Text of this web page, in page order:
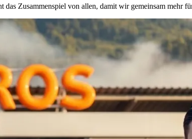
Zusammenspiel von allen, damit wir gemeinsam mehr